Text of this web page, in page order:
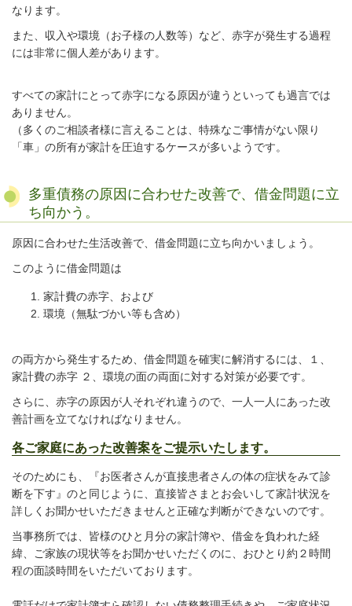
なります。
また
、収入や環境（お子様の人数等）など、赤字が発生する過程
には非常に個人差があります。
すべての家計にとって赤字になる原因が違うといっても過言では
ありません。
（多くのご相談者様に言えることは、特殊なご事情がない限り
「車」の所有が家計を圧迫するケースが多いようです。
多重債務の原因に合わせた改善で、借金問題に立
ち向かう。
原因に合わせた生活改善で、借金問題に立ち向かいましょう。
このように借金問題は
家計費の赤字、および
環境（無駄づかい等も含め）
の両方から発生するため、借金問題を確実に解消するには、１、
家計費の赤字 ２、環境の面の両面に対する対策が必要です。
さらに、赤字の原因が人それぞれ違うので、一人一人にあった改
善計画を立てなければなりません。
各ご家庭にあった改善案をご提示いたします。
そのためにも、『お医者さんが直接患者さんの体の症状をみて診
断を下す』のと同じように、直接皆さまとお会いして家計状況を
詳しくお聞かせいただきませんと正確な判断ができないのです。
当事務所では、皆様のひと月分の家計簿や、借金を負われた経
緯、ご家族の現状等をお聞かせいただくのに、おひとり約２時間
程の面談時間をいただいております。